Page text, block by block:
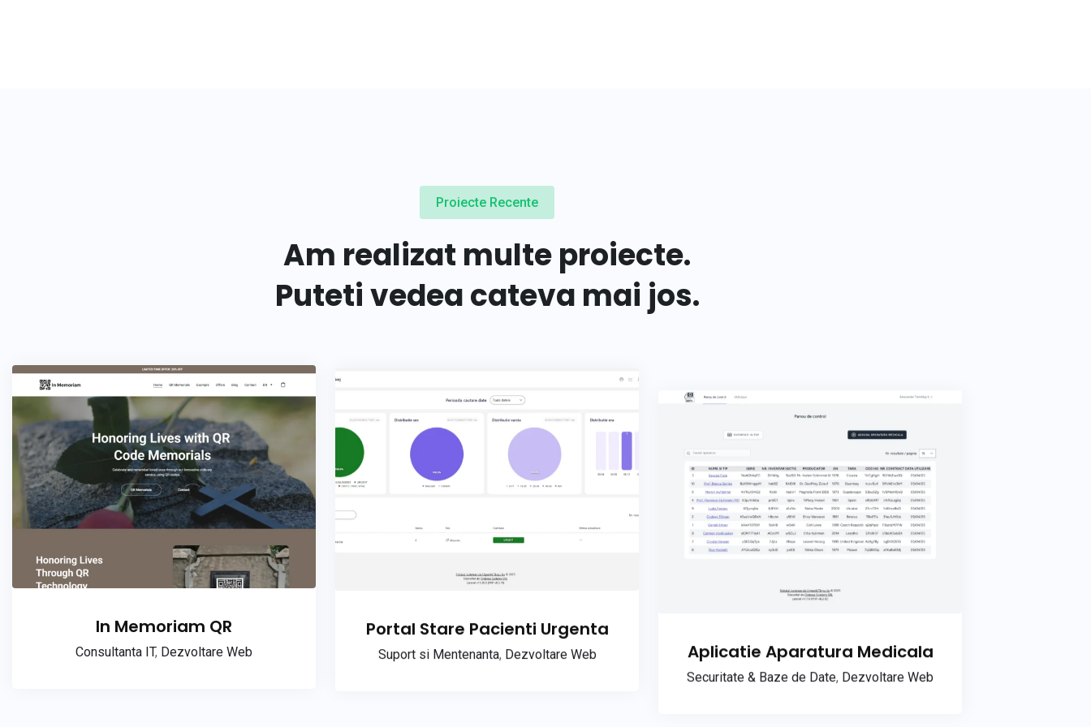
Proiecte Recente
Am realizat multe proiecte.
Puteti vedea cateva mai jos.
In Memoriam QR
Consultanta IT, Dezvoltare Web
Portal Stare Pacienti Urgenta
Suport si Mentenanta, Dezvoltare Web Securitate & Baze de Date,Dezvoltare Web